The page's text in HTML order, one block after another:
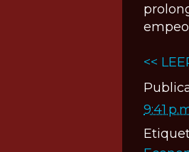
<<
9:41